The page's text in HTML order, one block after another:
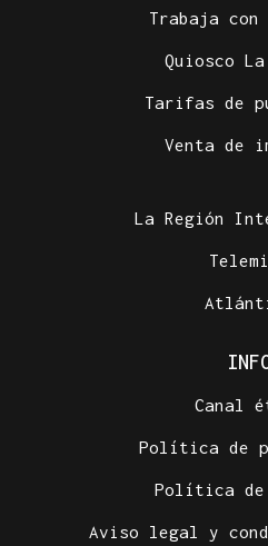
Trabaja con
Quiosco
Tarifas de
Venta de
La Región
Canal
Política de
Política de
Aviso legal y